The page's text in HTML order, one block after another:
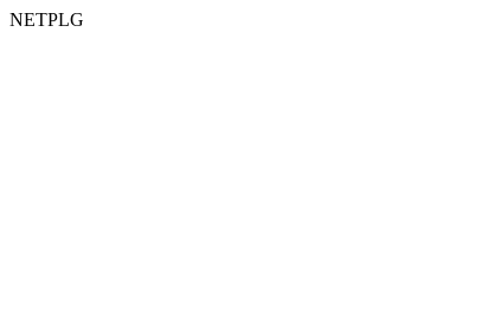
NETPLG